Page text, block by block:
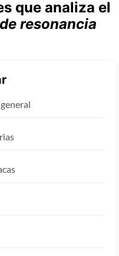
que analiza el
resonancia